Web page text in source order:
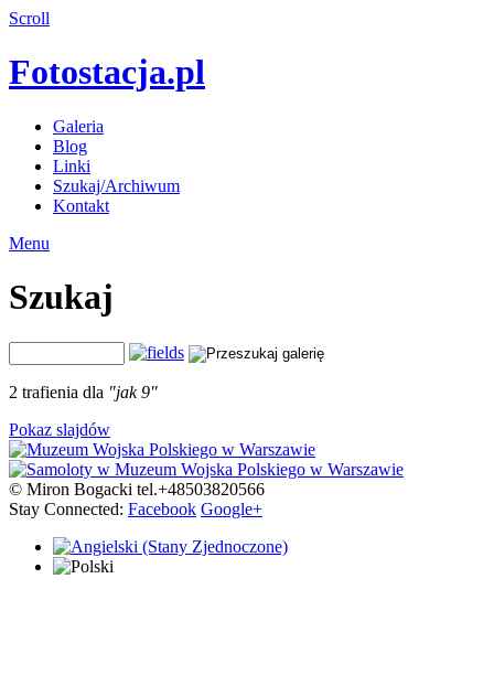
Scroll
Fotostacja.pl
Galeria
Blog
Linki
Szukaj/Archiwum
Kontakt
Menu
Szukaj
2 trafienia dla "jak 9"
Pokaz slajdów
© Miron Bogacki tel.+48503820566
Stay Connected: Facebook Google+